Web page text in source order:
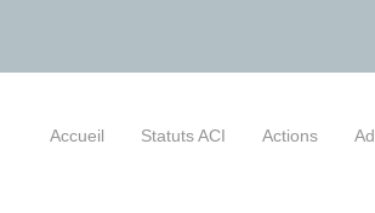
Accueil Statuts ACI Actions